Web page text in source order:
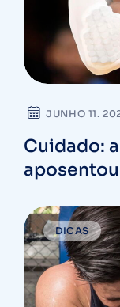
JUNHO 11.
Cuidado:
DICAS